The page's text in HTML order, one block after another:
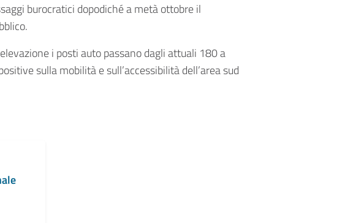
burocratici dopodiché a metà ottobre il
i posti auto passano dagli attuali 180 a
sulla mobilità e sull’accessibilità dell’area sud